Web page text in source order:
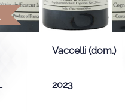
Vaccelli (dom.)
2023